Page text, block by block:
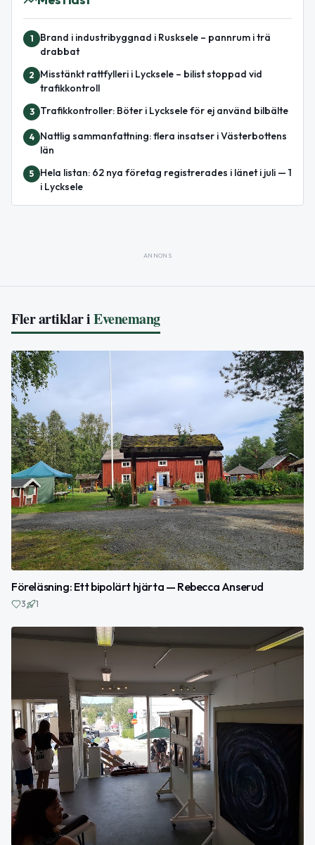
1
Brand i industribyggnad i Rusksele – pannrum i trä
drabbat
2
Misstänkt rattfylleri i Lycksele – bilist stoppad vid
trafikkontroll
3 Trafikkontroller: Böter i Lycksele för ej använd bilbälte
4
Nattlig sammanfattning: flera insatser i Västerbottens
län
5
Hela listan: 62 nya företag registrerades i länet i juli — 1
i Lycksele
ANNONS
Fler artiklar iEvenemang
Föreläsning: Ett bipolärt hjärta — Rebecca Anserud
3 1